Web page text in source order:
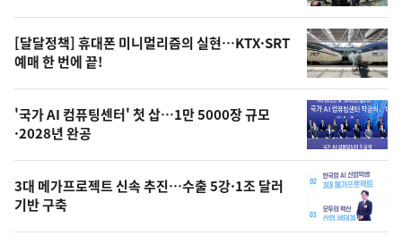
의
영
상
오
의
사
진
[달달정책] 휴대폰 미니멀리즘의 실현…KTX·SRT
예매 한 번에 끝!
'국가 AI 컴퓨팅센터' 첫 삽…1만 5000장 규모
·2028년 완공
3대 메가프로젝트 신속 추진…수출 5강·1조 달러
기반 구축